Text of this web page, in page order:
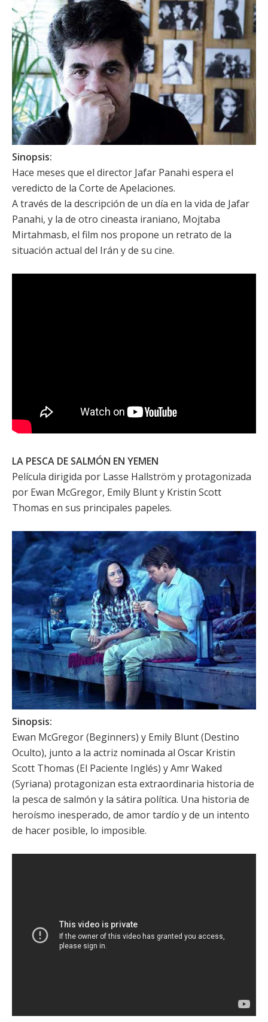
Sinopsis:
Hace meses que el director Jafar Panahi espera el
veredicto de la Corte de Apelaciones.
A través de la descripción de un día en la vida de Jafar
Panahi, y la de otro cineasta iraniano, Mojtaba
Mirtahmasb, el film nos propone un retrato de la
situación actual del Irán y de su cine.
LA PESCA DE SALMÓN EN YEMEN
Película dirigida por Lasse Hallström y protagonizada
por Ewan McGregor, Emily Blunty Kristin Scott
Thomas en sus principales papeles.
Sinopsis:
Ewan McGregor(Beginners) y Emily Blunt(Destino
Oculto), junto a la actriz nominada al Oscar Kristin
Scott Thomas (El Paciente Inglés) y Amr Waked
(Syriana) protagonizan esta extraordinaria historia de
la pesca de salmón y la sátira política. Una historia de
heroísmo inesperado, de amor tardío y de un intento
de hacer posible, lo imposible.